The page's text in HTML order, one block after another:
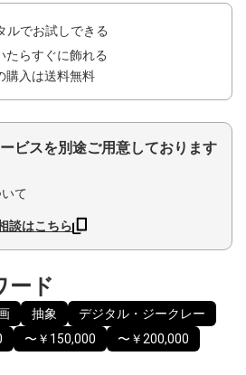
ルでお試しできる
たらすぐに飾れる
購入は送料無料
ビスを別途ご用意しております
て
談はこちら
ード
抽象
デジタル・ジークレー
〜￥150,000 〜￥200,000